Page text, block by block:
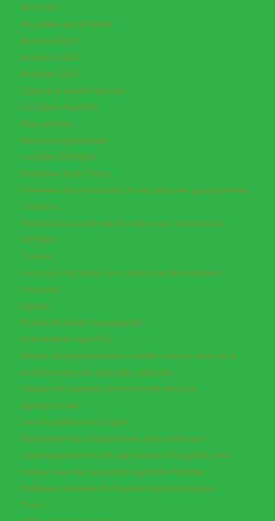
ACCUEIL
Actualités de REGAIN
Archives 2021
Archives 2022
Archives 2023
Cultiver la qualité des sols
La Chaire AgroSYS
Plus anciens…
Approche systémique
Livrables REGAIN
Membres de la Chaire
Préserver les ressources en eau dans les agrosystèmes
Contacts
Refonder les systèmes de culture sur la diversisté
REGAIN
Travaux
Concevoir les filières pour réussir la diversification
Concours
Equipe
Projets étudiants (sauvegarde)
Evénements AgroSYS
Utiliser la biodiversité fonctionnelle comme levier de la
durabilité dans les paysages agricoles
Intégrer les solutions de biocontrôle dans les
agrosystèmes
Les Actualités de la Chaire
Développer les compétences et les outils pour
l’accompagnement des agriculteurs et la gestion des
risques vers des systèmes agricoles durables
Politiques publiques et transition agro-écologique
Forum